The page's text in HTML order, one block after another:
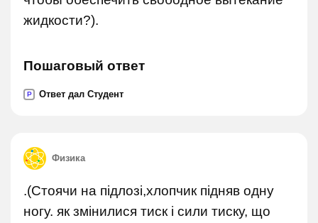
жидкости?).
Пошаговый ответ
P Ответ дал Студент
Физика
.(Стоячи на підлозі,хлопчик підняв одну
ногу. як змінилися тиск і сили тиску, що